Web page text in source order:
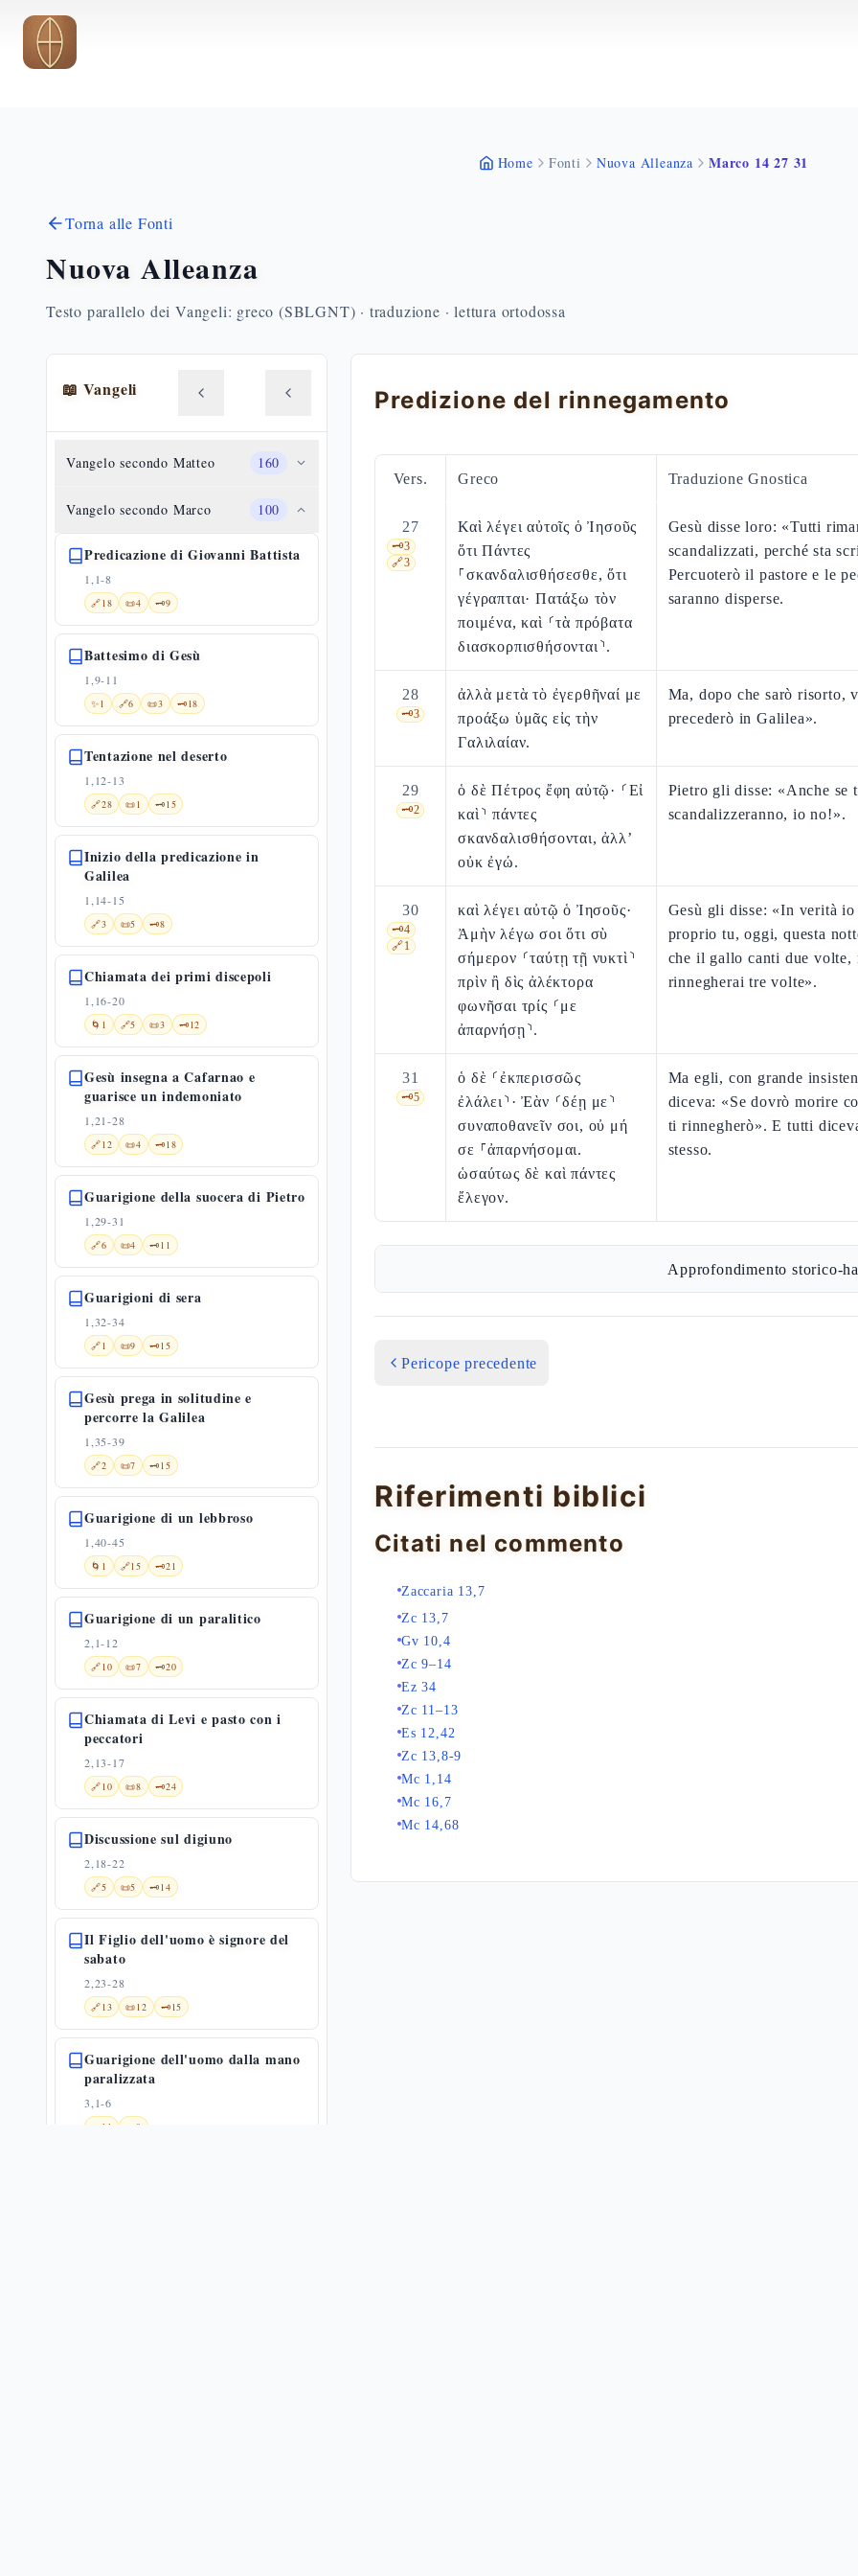
Vai al contenuto principale
Home Fonti Nuova Alleanza Marco 14 27 31
Torna alle Fonti
Nuova Alleanza
Testo parallelo dei Vangeli: greco (SBLGNT) · traduzione · lettura ortodossa
📖 Vangeli
Vangelo secondo Matteo 160
Vangelo secondo Marco 100
Predicazione di Giovanni Battista
1,1-8
🔗18 📜4 🗝️9
Battesimo di Gesù
1,9-11
✨1 🔗6 📜3 🗝️18
Tentazione nel deserto
1,12-13
🔗28 📜1 🗝️15
Inizio della predicazione in
Galilea
1,14-15
🔗3 📜5 🗝️8
Chiamata dei primi discepoli
1,16-20
🌀 1 🔗5 📜3 🗝️12
Gesù insegna a Cafarnao e
guarisce un indemoniato
1,21-28
🔗12 📜4 🗝️18
Guarigione della suocera di Pietro
1,29-31
🔗6 📜4 🗝️11
Guarigioni di sera
1,32-34
🔗1 📜9 🗝️15
Gesù prega in solitudine e
percorre la Galilea
1,35-39
🔗2 📜7 🗝️15
Guarigione di un lebbroso
1,40-45
🌀 1 🔗15 🗝️21
Guarigione di un paralitico
2,1-12
🔗10 📜7 🗝️20
Chiamata di Levi e pasto con i
peccatori
2,13-17
🔗10 📜8 🗝️24
Discussione sul digiuno
2,18-22
🔗5 📜5 🗝️14
Il Figlio dell'uomo è signore del
sabato
2,23-28
🔗13 📜12 🗝️15
Guarigione dell'uomo dalla mano
paralizzata
3,1-6
11 🗝️8
Predizione del rinnegamento
Vers. Greco Traduzione Gnostica
27
🗝️3
🔗3
Καὶ λέγει αὐτοῖς ὁ Ἰησοῦς
ὅτι Πάντες
⸀σκανδαλισθήσεσθε, ὅτι
γέγραπται· Πατάξω τὸν
ποιμένα, καὶ ⸂τὰ πρόβατα
διασκορπισθήσονται⸃.
Gesù disse loro: «Tutti
scandalizzati, perché sta
Percuoterò il pastore e le
saranno disperse.
28
🗝️3
ἀλλὰ μετὰ τὸ ἐγερθῆναί με
προάξω ὑμᾶς εἰς τὴν
Γαλιλαίαν.
Ma, dopo che sarò risorto,
precederò in Galilea».
29
🗝️2
ὁ δὲ Πέτρος ἔφη αὐτῷ· ⸂Εἰ
καὶ⸃ πάντες
σκανδαλισθήσονται, ἀλλ’
οὐκ ἐγώ.
Pietro gli disse: «Anche se
scandalizzeranno, io no!».
30
🗝️4
🔗1
καὶ λέγει αὐτῷ ὁ Ἰησοῦς·
Ἀμὴν λέγω σοι ὅτι σὺ
σήμερον ⸂ταύτῃ τῇ νυκτὶ⸃
πρὶν ἢ δὶς ἀλέκτορα
φωνῆσαι τρίς ⸂με
ἀπαρνήσῃ⸃.
Gesù gli disse: «In verità
proprio tu, oggi, questa
che il gallo canti due volte,
rinnegherai tre volte».
31
🗝️5
ὁ δὲ ⸂ἐκπερισσῶς
ἐλάλει⸃· Ἐὰν ⸂δέῃ με⸃
συναποθανεῖν σοι, οὐ μή
σε ⸀ἀπαρνήσομαι.
ὡσαύτως δὲ καὶ πάντες
ἔλεγον.
Ma egli, con grande
diceva: «Se dovrò morire
ti rinnegherò». E tutti
stesso.
Approfondimento storico-
Pericope precedente
Riferimenti biblici
Citati nel commento
Zaccaria 13,7
Zc 13,7
Gv 10,4
Zc 9–14
Ez 34
Zc 11–13
Es 12,42
Zc 13,8-9
Mc 1,14
Mc 16,7
Mc 14,68